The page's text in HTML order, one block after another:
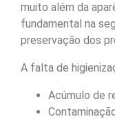
muito além da
fundamental na
preservação dos
A falta de
Acúmulo de